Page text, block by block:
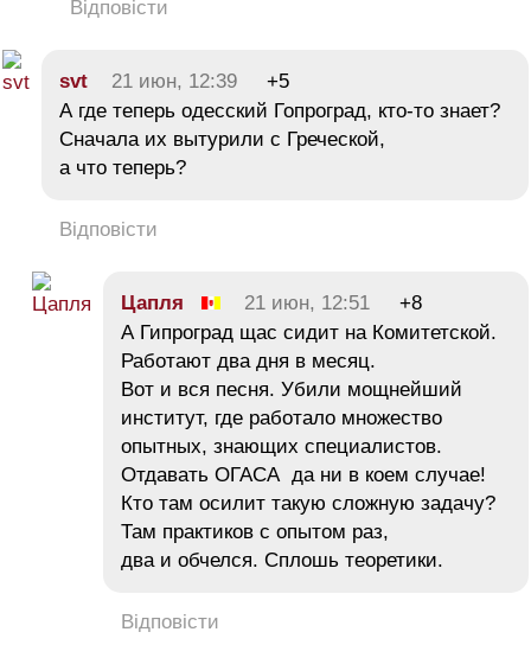
Відповісти
svt 21 июн, 12:39
+5
А где теперь одесский Гопроград, кто-то знает?
Сначала их вытурили с Греческой,
а что теперь?
Відповісти
Цапля 21 июн, 12:51
+8
А Гипроград щас сидит на Комитетской.
Работают два дня в месяц.
Вот и вся песня. Убили мощнейший
институт, где работало множество
опытных, знающих специалистов.
Отдавать ОГАСА да ни в коем случае!
Кто там осилит такую сложную задачу?
Там практиков с опытом раз,
два и обчелся. Сплошь теоретики.
Відповісти